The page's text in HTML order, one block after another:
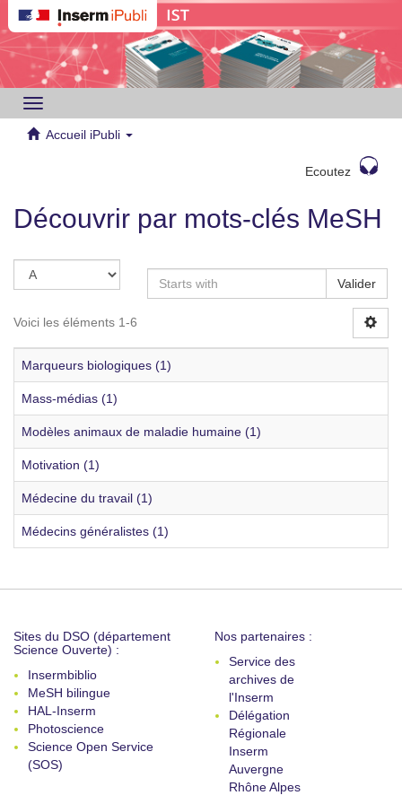
Toggle
navigation
Accueil iPubli
Ecoutez
Découvrir par mots-clés MeSH
Valider
Voici les éléments 1-6
Marqueurs biologiques (1)
Mass-médias (1)
Modèles animaux de maladie humaine (1)
Motivation (1)
Médecine du travail (1)
Médecins généralistes (1)
Sites du DSO (département
Science Ouverte) :
Insermbiblio
MeSH bilingue
HAL-Inserm
Photoscience
Science Open Service
(SOS)
Nos partenaires :
Service des
archives de
l'Inserm
Délégation
Régionale
Inserm
Auvergne
Rhône Alpes